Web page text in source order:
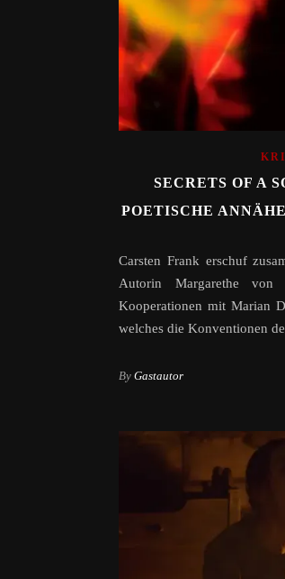
SECRETS OF A
POETISCHE
Carsten Frank erschuf
Autorin Margarethe von
Kooperationen mit Marian
welches die Konventionen
By Gastautor